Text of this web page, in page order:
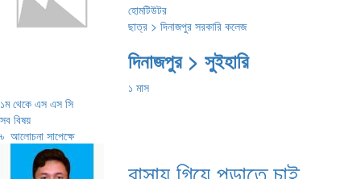
হোমটিউটর
ছাত্র > দিনাজপুর সরকারি কলেজ
দিনাজপুর > সুইহারি
১ মাস
১ম থেকে এস এস সি
সব বিষয়
৳ আলোচনা সাপেক্ষে